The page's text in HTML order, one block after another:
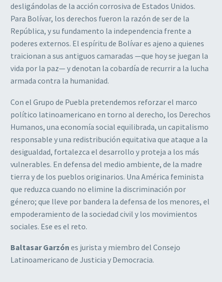
desligándolas de la acción corrosiva de Estados Unidos.
Para Bolívar, los derechos fueron la razón de ser de la
República, y su fundamento la independencia frente a
poderes externos. El espíritu de Bolívar es ajeno a quienes
traicionan a sus antiguos camaradas —que hoy se juegan la
vida por la paz— y denotan la cobardía de recurrir a la lucha
armada contra la humanidad.
Con el Grupo de Puebla pretendemos reforzar el marco
político latinoamericano en torno al derecho, los Derechos
Humanos, una economía social equilibrada, un capitalismo
responsable y una redistribución equitativa que ataque a la
desigualdad, fortalezca el desarrollo y proteja a los más
vulnerables. En defensa del medio ambiente, de la madre
tierra y de los pueblos originarios. Una América feminista
que reduzca cuando no elimine la discriminación por
género; que lleve por bandera la defensa de los menores, el
empoderamiento de la sociedad civil y los movimientos
sociales. Ese es el reto.
Baltasar Garzón es jurista y miembro del Consejo
Latinoamericano de Justicia y Democracia.